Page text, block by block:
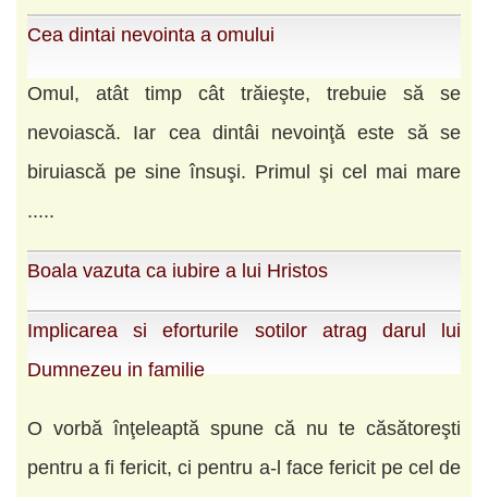
Cea dintai nevointa a omului
Omul, atât timp cât trăieşte, trebuie să se
nevoiască. Iar cea dintâi nevoinţă este să se
biruiască pe sine însuşi. Primul şi cel mai mare
.....
Boala vazuta ca iubire a lui Hristos
Implicarea si eforturile sotilor atrag darul lui
Dumnezeu in familie
O vorbă înţeleaptă spune că nu te căsătoreşti
pentru a fi fericit, ci pentru a-l face fericit pe cel de